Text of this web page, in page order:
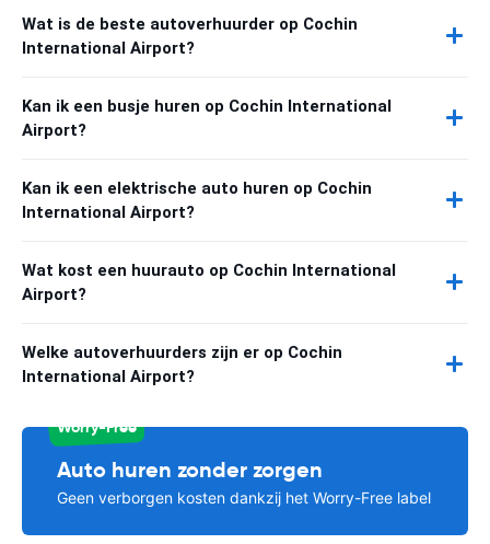
Wat is de beste autoverhuurder op Cochin
International Airport?
Kan ik een busje huren op Cochin International
Airport?
Kan ik een elektrische auto huren op Cochin
International Airport?
Wat kost een huurauto op Cochin International
Airport?
Welke autoverhuurders zijn er op Cochin
International Airport?
Worry-Free
Auto huren zonder zorgen
Geen verborgen kosten dankzij het Worry-Free label